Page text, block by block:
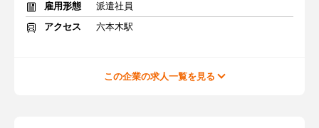
雇用形態
派遣社員
アクセス
六本木駅
この企業の求人一覧を見る